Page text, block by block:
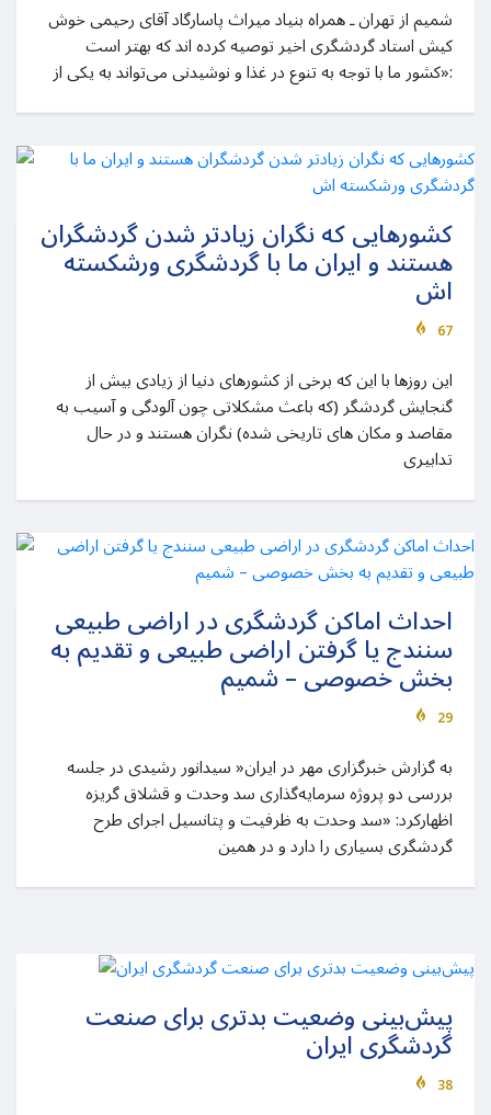
شمیم از تهران ـ همراه بنیاد میراث پاسارگاد آقای رحیمی خوش
کیش استاد گردشگری اخیر توصیه کرده اند که بهتر است
:«کشور ما با توجه به تنوع در غذا و نوشیدنی می‌تواند به یکی از
کشورهایی که نگران زیادتر شدن گردشگران
هستند و ایران ما با گردشگری ورشکسته
اش
67
این روزها با این که برخی از کشورهای دنیا از زیادی بیش از
گنجایش گردشگر (که باعث مشکلاتی چون آلودگی و آسیب به
مقاصد و مکان های تاریخی شده) نگران هستند و در حال
تدابیری
احداث اماکن گردشگری در اراضی طبیعی
سنندج یا گرفتن اراضی طبیعی و تقدیم به
بخش خصوصی – شمیم
29
به گزارش خبرگزاری مهر در ایران« سیدانور رشیدی در جلسه
بررسی دو پروژه سرمایه‌گذاری سد وحدت و قشلاق گریزه
اظهارکرد: «سد وحدت به ظرفیت و پتانسیل اجرای طرح
گردشگری بسیاری را دارد و در همین
پیش‌بینی وضعیت بدتری برای صنعت
گردشگری ایران
38